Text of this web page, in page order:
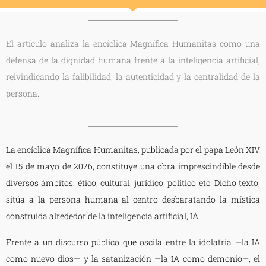
El artículo analiza la encíclica Magnífica Humanitas como una
defensa de la dignidad humana frente a la inteligencia artificial,
reivindicando la falibilidad, la autenticidad y la centralidad de la
persona.
La encíclica Magnífica Humanitas, publicada por el papa León XIV
el 15 de mayo de 2026, constituye una obra imprescindible desde
diversos ámbitos: ético, cultural, jurídico, político etc. Dicho texto,
sitúa a la persona humana al centro desbaratando la mística
construida alrededor de la inteligencia artificial, IA.
Frente a un discurso público que oscila entre la idolatría —la IA
como nuevo dios— y la satanización —la IA como demonio—, el